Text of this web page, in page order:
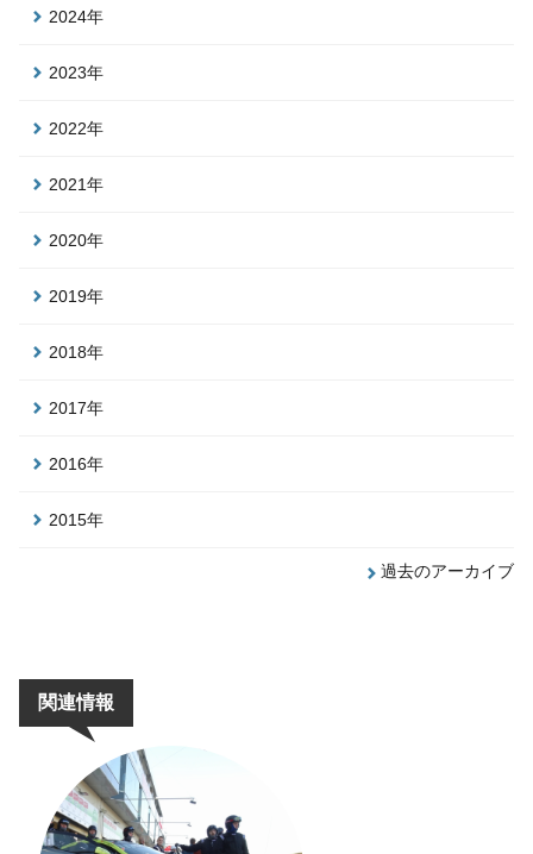
2024年
2023年
2022年
2021年
2020年
2019年
2018年
2017年
2016年
2015年
過去のアーカイブ
関連情報